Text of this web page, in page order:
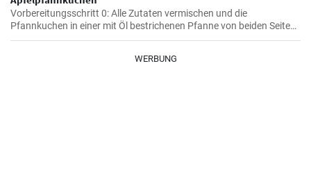
Vorbereitungsschritt 0: Alle Zutaten vermischen und die
Pfannkuchen in einer mit Öl bestrichenen Pfanne von beiden Seiten
braten.
WERBUNG